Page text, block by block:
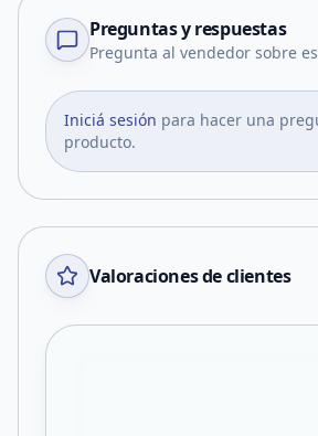
Preguntas y respuestas
Pregunta al vendedor sobre
Iniciá sesión para hacer una
producto.
Valoraciones de clientes